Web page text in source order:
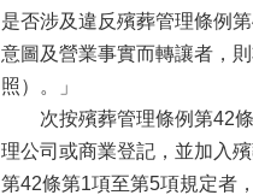
是否涉及違反殯葬管理條例
意圖及營業事實而轉讓者，
照）。」
次按殯葬管理條例第42條1
理公司或商業登記，並加入
第42條第1項至第5項規定者